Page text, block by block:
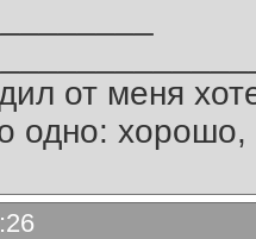
от меня
одно: